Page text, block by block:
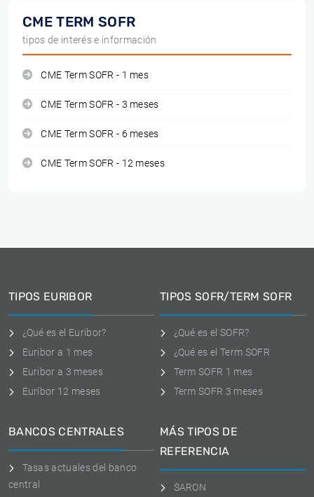
CME TERM SOFR
tipos de interés e información
CME Term SOFR - 1 mes
CME Term SOFR - 3 meses
CME Term SOFR - 6 meses
CME Term SOFR - 12 meses
TIPOS EURIBOR
¿Qué es el Euribor?
Euribor a 1 mes
Euribor a 3 meses
Euríbor 12 meses
TIPOS SOFR/TERM SOFR
¿Qué es el SOFR?
¿Qué es el Term SOFR
Term SOFR 1 mes
Term SOFR 3 meses
BANCOS CENTRALES
Tasas actuales del banco
central
MÁS TIPOS DE
REFERENCIA
SARON